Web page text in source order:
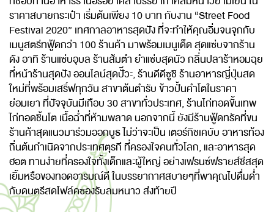
ราคาสบายกระเป๋า เริ่มต้นเพียง 10 บาท กับงาน “Street Food
Festival 2020” เทศกาลอาหารสุดปัง ที่จะทำให้คุณอิ่มจนจุกกับ
เมนูสตรีทฟู้ดกว่า 100 ร้านค้า มาพร้อมเมนูเด็ด สุดแซ่บจากร้าน
ดัง อาทิ ร้านแซ่บอุบล ร้านส้มตำ ยำแซ่บสุดนัว กลิ่นปลาร้าหอมฉุย
ที่หน้าร้านสุดปัง ออนไลน์สุดปั๊วะ, ร้านดีดีซูชิ ร้านอาหารญี่ปุ่นสด
ใหม่ที่พร้อมเสริ์ฟทุกวัน สาขาต้นตำรับ ข้าวปั้นคำโตในราคา
ย่อมเยา ที่ปัจจุบันมีเกือบ 30 สาขาทั่วประเทศ, ร้านไก่ทอดขั้นเทพ
ไก่ทอดชิ้นโต เนื้อฉ่ำที่ห้ามพลาด นอกจากนี้ ยังมีร้านฟู้ดทรัคที่ขน
ร้านค้าสุดแนวมาร่วมออกบูธ ไม่ว่าจะเป็น เตอร์กิชเคบับ อาหารท้อง
ถิ่นต้นกำเนิดจากประเทศตุรกี ที่ครองใจคนทั่วโลก, และอาหารสุด
ฮอต ทานง่ายที่ครองใจทั้งเด็กและผู้ใหญ่ อย่างเฟรนซ์ฟรายส์ชีสสุด
เยิ้มหรือของทอดอารมณ์ดี ในบรรยากาศสบายๆที่พาคุณไปดื่มด่ำ
กับดนตรีสดโฟล์คซองรับลมหนาว ส่งท้ายปี